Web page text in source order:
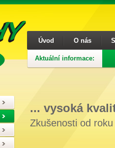
Úvod O nás
Aktuální informace:
... vysoká
Zkušenosti od